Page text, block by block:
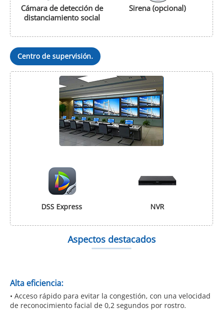
Cámara de detección de
distanciamiento social
Sirena (opcional)
Centro de supervisión.
DSS Express NVR
Aspectos destacados
Alta eficiencia:
• Acceso rápido para evitar la congestión, con una velocidad
de reconocimiento facial de 0,2 segundos por rostro.